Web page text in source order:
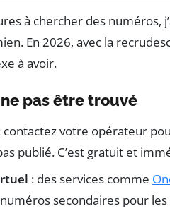
à chercher des numéros,
En 2026, avec la
à avoir.
pas être trouvé
contactez votre opérateur
publié. C’est gratuit et
: des services comme
secondaires pour les